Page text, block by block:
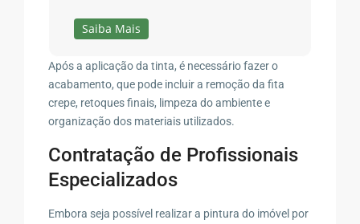
Saiba Mais
Após a aplicação da tinta, é necessário fazer o
acabamento, que pode incluir a remoção da fita
crepe, retoques finais, limpeza do ambiente e
organização dos materiais utilizados.
Contratação de Profissionais
Especializados
Embora seja possível realizar a pintura do imóvel por